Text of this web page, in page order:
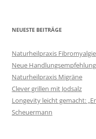
NEUESTE BEITRÄGE
Naturheilpraxis Fibromyalgie
Neue
Naturheilpraxis Migräne
Clever grillen mit Jodsalz
Longevity leicht gemacht:
Scheuermann